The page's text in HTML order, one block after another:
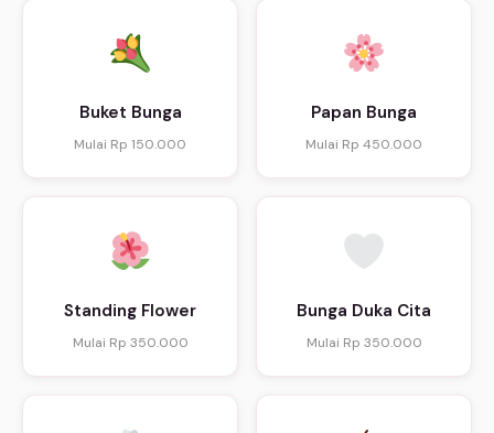
Buket Bunga
Mulai Rp 150.000
Papan Bunga
Mulai Rp 450.000
Standing Flower
Mulai Rp 350.000
Bunga Duka Cita
Mulai Rp 350.000